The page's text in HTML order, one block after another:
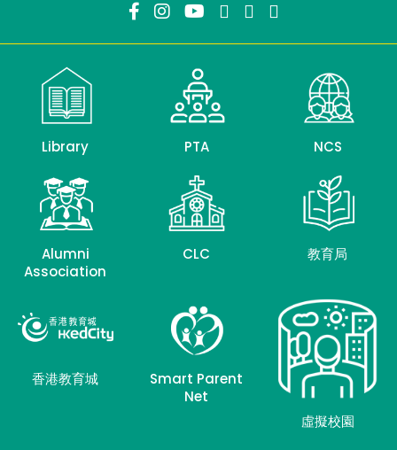
Library PTA NCS
Alumni
Association
CLC 教育局
香港教育城
Smart Parent
Net
虛擬校園